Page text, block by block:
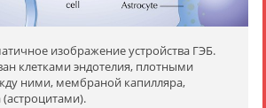
изображение устройства ГЭБ.
клетками эндотелия, плотными
ними, мембраной капилляра,